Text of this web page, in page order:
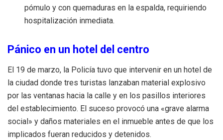
pómulo y con quemaduras en la espalda, requiriendo
hospitalización inmediata.
Pánico en un hotel del centro
El 19 de marzo, la Policía tuvo que intervenir en un hotel de
la ciudad donde tres turistas lanzaban material explosivo
por las ventanas hacia la calle y en los pasillos interiores
del establecimiento. El suceso provocó una «grave alarma
social» y daños materiales en el inmueble antes de que los
implicados fueran reducidos y detenidos.